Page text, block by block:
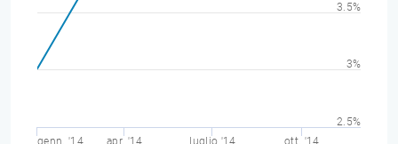
genn. '14 apr. '14 luglio '14 ott. '14
2.5%
3%
3.5%